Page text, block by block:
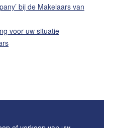
bij de Makelaars van
voor uw situatie